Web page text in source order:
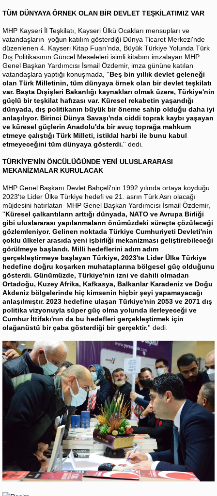
TÜM DÜNYAYA ÖRNEK OLAN BİR DEVLET TEŞKİLATIMIZ VAR
MHP Kayseri İl Teşkilatı, Kayseri Ülkü Ocakları mensupları ve
vatandaşların yoğun katılım gösterdiği Dünya Ticaret Merkezi'nde
düzenlenen 4. Kayseri Kitap Fuarı'nda, Büyük Türkiye Yolunda Türk
Dış Politikasının Güncel Meseleleri isimli kitabını imzalayan MHP
Genel Başkan Yardımcısı İsmail Özdemir, imza gününe katılan
vatandaşlara yaptığı konuşmada, ''Beş bin yıllık devlet geleneği
olan Türk Milletinin, tüm dünyaya örnek olan bir devlet teşkilatı
var. Başta Dışişleri Bakanlığı kaynakları olmak üzere, Türkiye'nin
güçlü bir teşkilat hafızası var. Küresel rekabetin yaşandığı
dünyada, dış politikanın büyük bir öneme sahip olduğu daha iyi
anlaşılıyor. Birinci Dünya Savaşı'nda ciddi toprak kaybı yaşayan
ve küresel güçlerin Anadolu'da bir avuç toprağa mahkum
etmeye çalıştığı Türk Milleti, istiklal harbi ile bunu kabul
etmeyeceğini tüm dünyaya gösterdi.'' dedi.
TÜRKİYE'NİN ÖNCÜLÜĞÜNDE YENİ ULUSLARARASI
MEKANİZMALAR KURULACAK
MHP Genel Başkanı Devlet Bahçeli'nin 1992 yılında ortaya koyduğu
2023'te Lider Ülke Türkiye hedefi ve 21. asrın Türk Asrı olacağı
müjdesini hatırlatan MHP Genel Başkan Yardımcısı İsmail Özdemir,
''Küresel çalkantıların arttığı dünyada, NATO ve Avrupa Birliği
gibi uluslararası yapılanmaların önümüzdeki süreçte çözüleceği
gözlemleniyor. Gelinen noktada Türkiye Cumhuriyeti Devleti'nin
çoklu ülkeler arasıda yeni işbirliği mekanizması geliştirebileceği
görülmeye başlandı. Milli hedeflerini adım adım
gerçekleştirmeye başlayan Türkiye, 2023'te Lider Ülke Türkiye
hedefine doğru koşarken muhataplarına bölgesel güç olduğunu
gösterdi. Günümüzde, Türkiye'nin izni ve dahili olmadan
Ortadoğu, Kuzey Afrika, Kafkasya, Balkanlar Karadeniz ve Doğu
Akdeniz bölgelerinde hiç kimsenin hiçbir şeyi yapamayacağı
anlaşılmıştır. 2023 hedefine ulaşan Türkiye'nin 2053 ve 2071 dış
politika vizyonuyla süper güç olma yolunda ilerleyeceği ve
Cumhur İttifakı'nın da bu hedefleri gerçekleştirmek için
olağanüstü bir çaba gösterdiği bir gerçektir.'' dedi.